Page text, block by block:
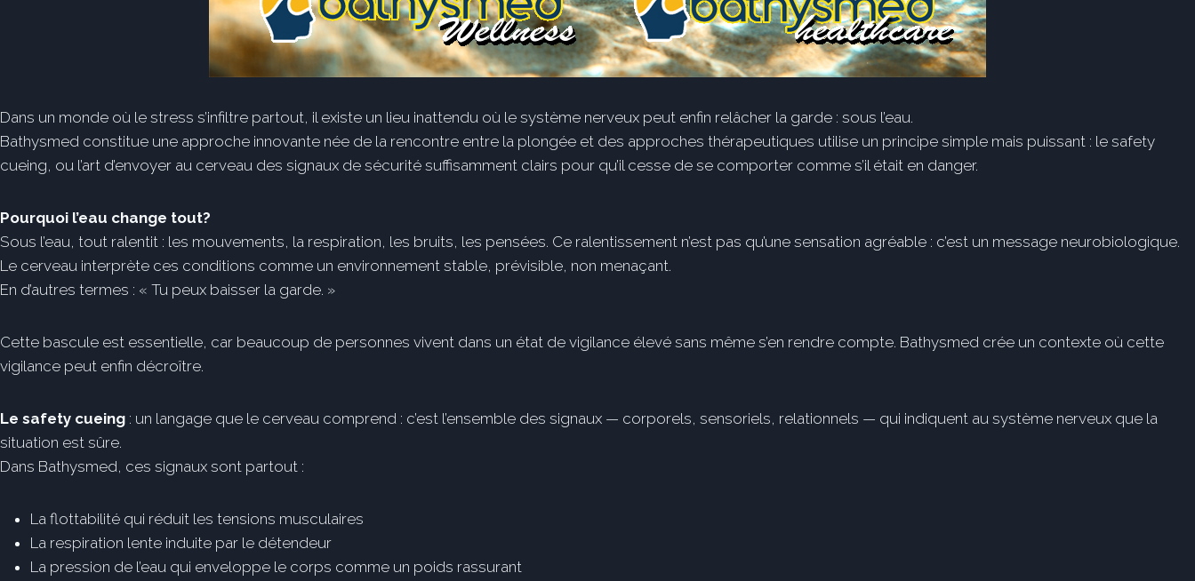
Dans un monde où le stress s’infiltre partout, il existe un lieu inattendu où le système nerveux peut enfin relâcher la garde : sous l’eau.
Bathysmed constitue une approche innovante née de la rencontre entre la plongée et des approches thérapeutiques utilise un principe simple mais puissant : le safety
cueing, ou l’art d’envoyer au cerveau des signaux de sécurité suffisamment clairs pour qu’il cesse de se comporter comme s’il était en danger.
Pourquoi l’eau change tout?
Sous l’eau, tout ralentit : les mouvements, la respiration, les bruits, les pensées. Ce ralentissement n’est pas qu’une sensation agréable : c’est un message neurobiologique.
Le cerveau interprète ces conditions comme un environnement stable, prévisible, non menaçant.
En d’autres termes : « Tu peux baisser la garde. »
Cette bascule est essentielle, car beaucoup de personnes vivent dans un état de vigilance élevé sans même s’en rendre compte. Bathysmed crée un contexte où cette
vigilance peut enfin décroître.
Le safety cueing : un langage que le cerveau comprend : c’est l’ensemble des signaux — corporels, sensoriels, relationnels — qui indiquent au système nerveux que la
situation est sûre.
Dans Bathysmed, ces signaux sont partout :
La flottabilité qui réduit les tensions musculaires
La respiration lente induite par le détendeur
La pression de l’eau qui enveloppe le corps comme un poids rassurant